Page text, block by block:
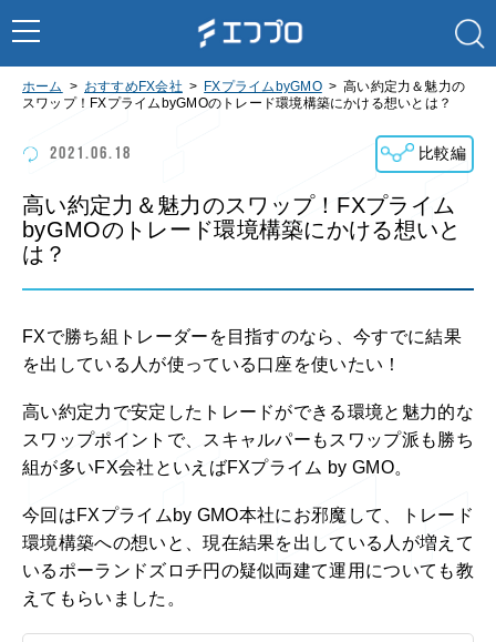
ホーム おすすめFX会社 FXプライムbyGMO
高い約定力＆魅力の
スワップ！FXプライムbyGMOのトレード環境構築にかける想いとは？
2021.06.18 比較編
高い約定力＆魅力のスワップ！FXプライム
byGMOのトレード環境構築にかける想いと
は？
FXで勝ち組トレーダーを目指すのなら、今すでに結果
を出している人が使っている口座を使いたい！
高い約定力で安定したトレードができる環境と魅力的な
スワップポイントで、スキャルパーもスワップ派も勝ち
組が多いFX会社といえばFXプライム by GMO。
今回はFXプライムby GMO本社にお邪魔して、トレード
環境構築への想いと、現在結果を出している人が増えて
いるポーランドズロチ円の疑似両建て運用についても教
えてもらいました。